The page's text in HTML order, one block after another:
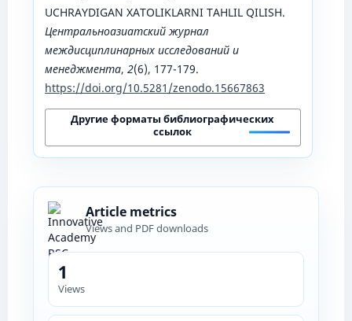
UCHRAYDIGAN XATOLIKLARNI TAHLIL QILISH.
Центральноазиатский журнал
междисциплинарных исследований и
менеджмента, 2(6), 177-179.
https://doi.org/10.5281/zenodo.15667863
Другие форматы библиографических
ссылок
Article metrics
Views and PDF downloads
1
Views